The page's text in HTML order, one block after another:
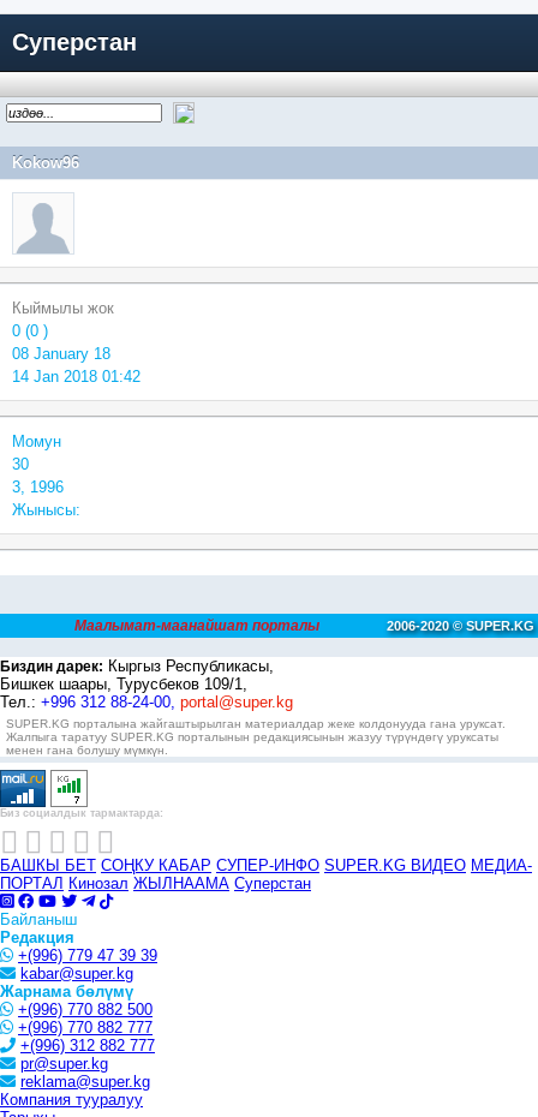
Суперстан
Kokow96
Кыймылы жок
0 (0 )
08 January 18
14 Jan 2018 01:42
Момун
30
3, 1996
Жынысы:
Маалымат-маанайшат порталы 2006-2020 © SUPER.KG
Биздин дарек: Кыргыз Республикасы,
Бишкек шаары, Турусбеков 109/1,
Тел.: +996 312 88-24-00, portal@super.kg
SUPER.KG порталына жайгаштырылган материалдар жеке колдонууда гана уруксат.
Жалпыга таратуу SUPER.KG порталынын редакциясынын жазуу түрүндөгү уруксаты
менен гана болушу мүмкүн.
Биз социалдык тармактарда:
БАШКЫ БЕТ СОҢКУ КАБАР СУПЕР-ИНФО SUPER.KG ВИДЕО МЕДИА-
ПОРТАЛ Кинозал ЖЫЛНААМА Суперстан
Байланыш
Редакция
+(996) 779 47 39 39
kabar@super.kg
Жарнама бөлүмү
+(996) 770 882 500
+(996) 770 882 777
+(996) 312 882 777
pr@super.kg
reklama@super.kg
Компания тууралуу